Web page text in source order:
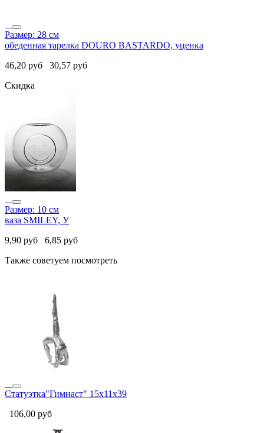
Размер: 28 см
обеденная тарелка DOURO BASTARDO, уценка
46,20 руб 30,57 руб
Скидка
Размер: 10 см
ваза SMILEY, У
9,90 руб 6,85 руб
Также советуем посмотреть
Статуэтка"Гимнаст" 15х11х39
106,00 руб